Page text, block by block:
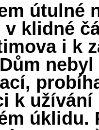
útulné
v klidné
i k
k
úklidu.